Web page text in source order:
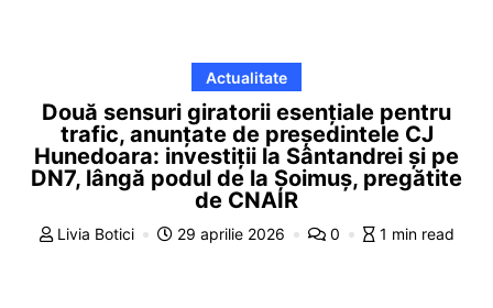
Actualitate
Două sensuri giratorii esențiale pentru
trafic, anunțate de președintele CJ
Hunedoara: investiții la Sântandrei și pe
DN7, lângă podul de la Șoimuș, pregătite
de CNAIR
Livia Botici 29 aprilie 2026 0 1 min read